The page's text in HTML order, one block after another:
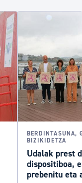
BERDINTASUNA,
BIZIKIDETZA
Udalak prest
dispositiboa,
prebenitu eta